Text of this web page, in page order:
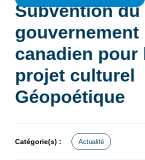
Subvention du
gouvernement
canadien pour
projet culturel
Géopoétique
Catégorie(s) : Actualité